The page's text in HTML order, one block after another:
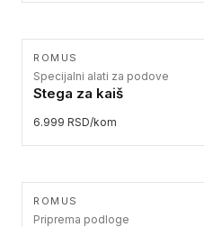
ROMUS
Specijalni alati za podove
Stega za kaiš
6.999 RSD/kom
ROMUS
Priprema podloge